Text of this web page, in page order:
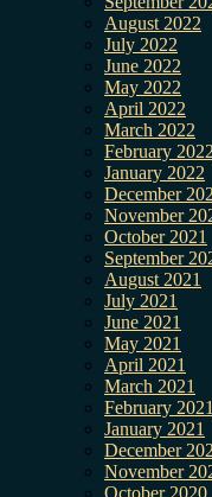
August 2022
July 2022
June 2022
May 2022
April 2022
March 2022
February 2022
January 2022
December
November
October 2021
September
August 2021
July 2021
June 2021
May 2021
April 2021
March 2021
February 2021
January 2021
December
November